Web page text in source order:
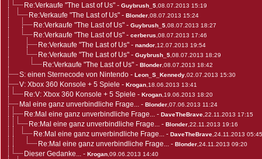
Re:Verkaufe "The Last of Us" - Guybrush_5 ,08.07.2013 15:19
Re:Verkaufe "The Last of Us" - Blonder ,08.07.2013 15:24
Re:Verkaufe "The Last of Us" - Guybrush_5 ,08.07.2013 18:27
Re:Verkaufe "The Last of Us" - cerberus ,08.07.2013 17:46
Re:Verkaufe "The Last of Us" - nandor ,12.07.2013 19:54
Re:Verkaufe "The Last of Us" - Guybrush_5 ,08.07.2013 18:29
Re:Verkaufe "The Last of Us" - Blonder ,08.07.2013 18:42
S: einen Sternecode von Nintendo - Leon_S_Kennedy ,02.07.2013 15:30
V: Xbox 360 Konsole + 5 Spiele - Krogan ,18.06.2013 13:41
Re:V: Xbox 360 Konsole + 5 Spiele - Krogan ,19.06.2013 18:20
Mal eine ganz unverbindliche Frage... - Blonder ,07.06.2013 11:24
Re:Mal eine ganz unverbindliche Frage... - DaveTheBrave ,22.11.2013 17:15
Re:Mal eine ganz unverbindliche Frage... - Blonder ,22.11.2013 19:16
Re:Mal eine ganz unverbindliche Frage... - DaveTheBrave ,24.11.2013 05:45
Re:Mal eine ganz unverbindliche Frage... - Blonder ,24.11.2013 09:20
Dieser Gedanke... - Krogan ,09.06.2013 14:40